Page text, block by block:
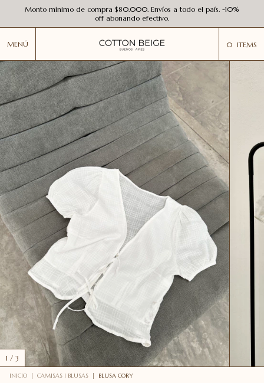
Monto mínimo de compra $80.000. Envíos a todo el país. -10%
off abonando efectivo.
MENÚ 0 ITEMS
1 / 3
INICIO CAMISAS I BLUSAS BLUSA CORY